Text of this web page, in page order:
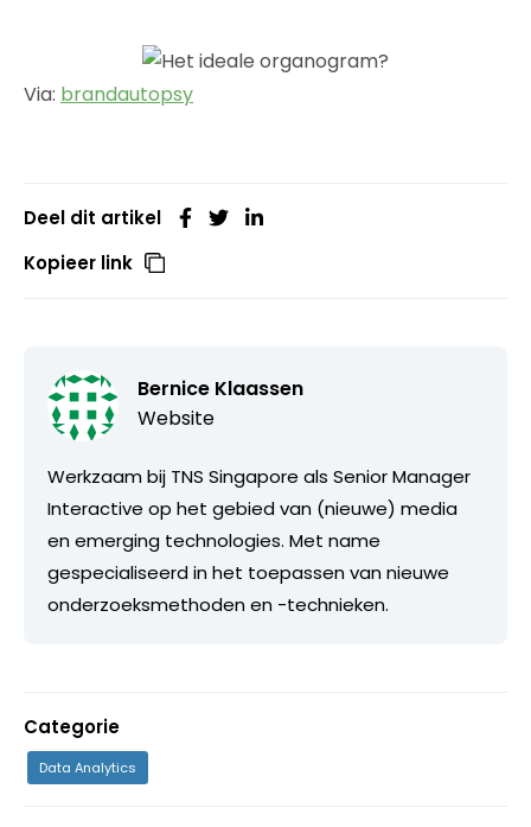
Via: brandautopsy
Deel dit artikel
Kopieer link
Bernice Klaassen
Website
Werkzaam bij TNS Singapore als Senior Manager
Interactive op het gebied van (nieuwe) media
en emerging technologies. Met name
gespecialiseerd in het toepassen van nieuwe
onderzoeksmethoden en -technieken.
Categorie
Data Analytics